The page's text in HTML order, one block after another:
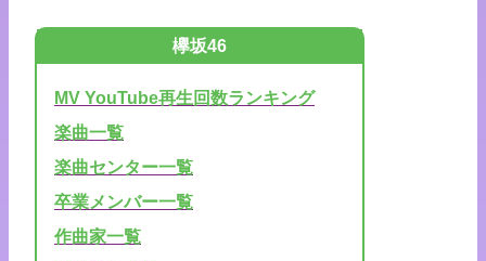
欅坂46
MV YouTube再生回数ランキング
楽曲一覧
楽曲センター一覧
卒業メンバー一覧
作曲家一覧